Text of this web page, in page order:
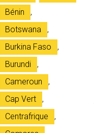
Bénin
,
Botswana
,
Burkina Faso
,
Burundi
,
Cameroun
,
Cap Vert
,
Centrafrique
,